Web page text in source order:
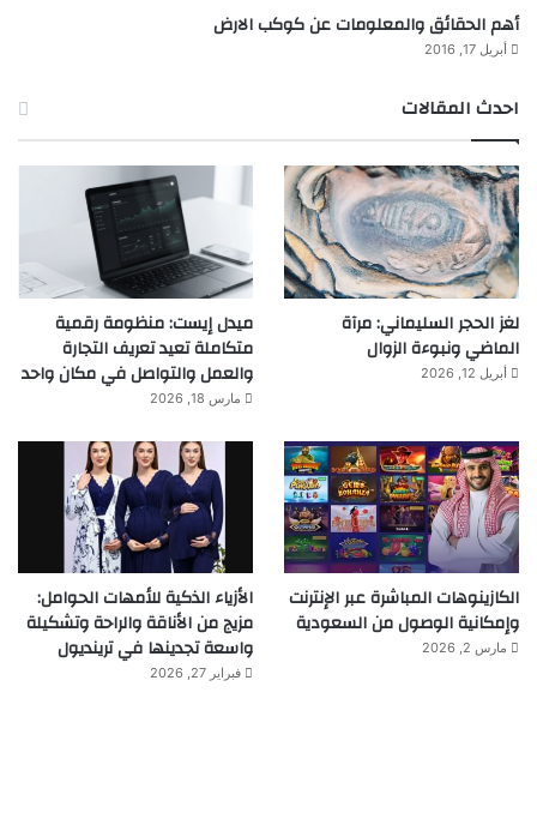
أهم الحقائق والمعلومات عن كوكب الارض
أبريل 17, 2016
احدث المقالات
لغز الحجر السليماني: مرآة
الماضي ونبوءة الزوال
أبريل 12, 2026
ميدل إيست: منظومة رقمية
متكاملة تعيد تعريف التجارة
والعمل والتواصل في مكان واحد
مارس 18, 2026
الكازينوهات المباشرة عبر الإنترنت
وإمكانية الوصول من السعودية
مارس 2, 2026
الأزياء الذكية للأمهات الحوامل:
مزيج من الأناقة والراحة وتشكيلة
واسعة تجدينها في ترينديول
فبراير 27, 2026